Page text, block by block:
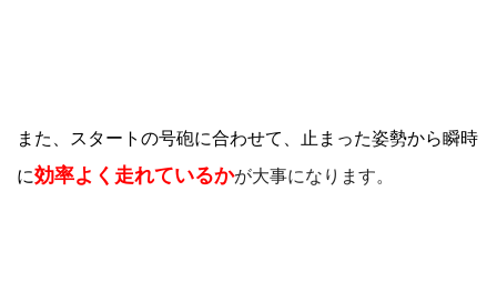
また、スタートの号砲に合わせて、止まった姿勢から瞬時
に効率よく走れているかが大事になります。